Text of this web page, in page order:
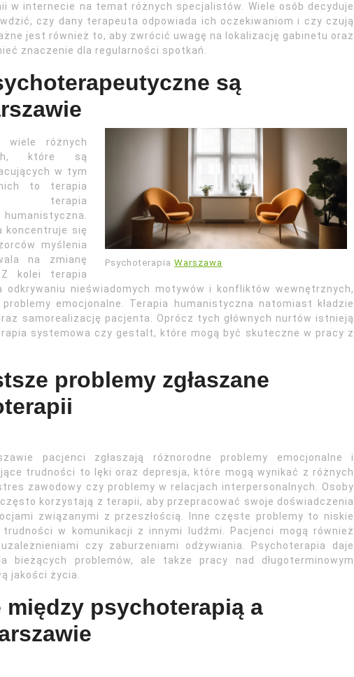
w internecie na temat różnych specjalistów. Wiele osób decyduje
czy dany terapeuta odpowiada ich oczekiwaniom i czy czują
jest również to, aby zwrócić uwagę na lokalizację gabinetu oraz
znaczenie dla regularności spotkań.
są
Psychoterapia Warszawa
wiele różnych
które są
w tym
to terapia
terapia
koncentruje się
myślenia
na zmianę
kolei terapia
odkrywaniu nieświadomych motywów i konfliktów wewnętrznych,
emocjonalne. Terapia humanistyczna natomiast kładzie
samorealizację pacjenta. Oprócz tych głównych nurtów istnieją
systemowa czy gestalt, które mogą być skuteczne w pracy z
problemy zgłaszane
pacjenci zgłaszają różnorodne problemy emocjonalne i
trudności to lęki oraz depresja, które mogą wynikać z różnych
zawodowy czy problemy w relacjach interpersonalnych. Osoby
korzystają z terapii, aby przepracować swoje doświadczenia
związanymi z przeszłością. Inne częste problemy to niskie
w komunikacji z innymi ludźmi. Pacjenci mogą również
czy zaburzeniami odżywiania. Psychoterapia daje
bieżących problemów, ale także pracy nad długoterminowym
jakości życia.
psychoterapią a